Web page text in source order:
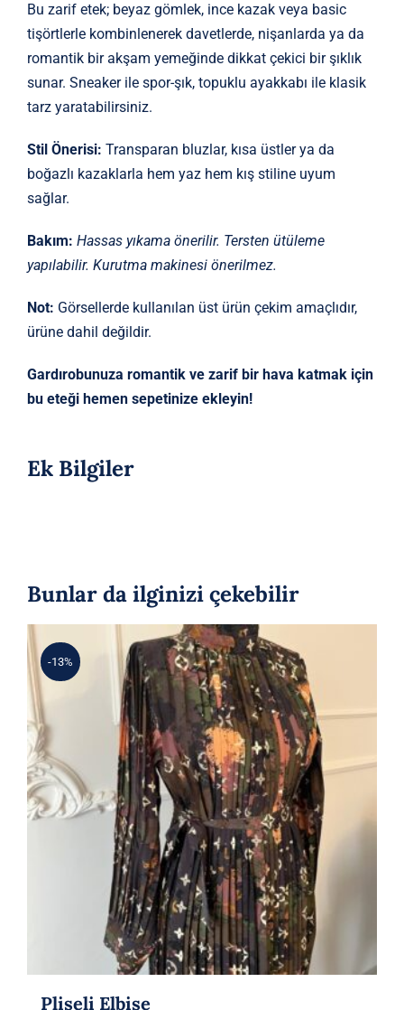
Bu zarif etek; beyaz gömlek, ince kazak veya basic
tişörtlerle kombinlenerek davetlerde, nişanlarda ya da
romantik bir akşam yemeğinde dikkat çekici bir şıklık
sunar. Sneaker ile spor-şık, topuklu ayakkabı ile klasik
tarz yaratabilirsiniz.
Stil Önerisi: Transparan bluzlar, kısa üstler ya da
boğazlı kazaklarla hem yaz hem kış stiline uyum
sağlar.
Bakım: Hassas yıkama önerilir. Tersten ütüleme
yapılabilir. Kurutma makinesi önerilmez.
Not: Görsellerde kullanılan üst ürün çekim amaçlıdır,
ürüne dahil değildir.
Gardırobunuza romantik ve zarif bir hava katmak için
bu eteği hemen sepetinize ekleyin!
Ek Bilgiler
Bunlar da ilginizi çekebilir
-13%
Pliseli Elbise